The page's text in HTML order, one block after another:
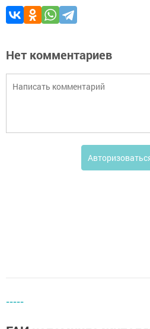
Нет комментариев
-----